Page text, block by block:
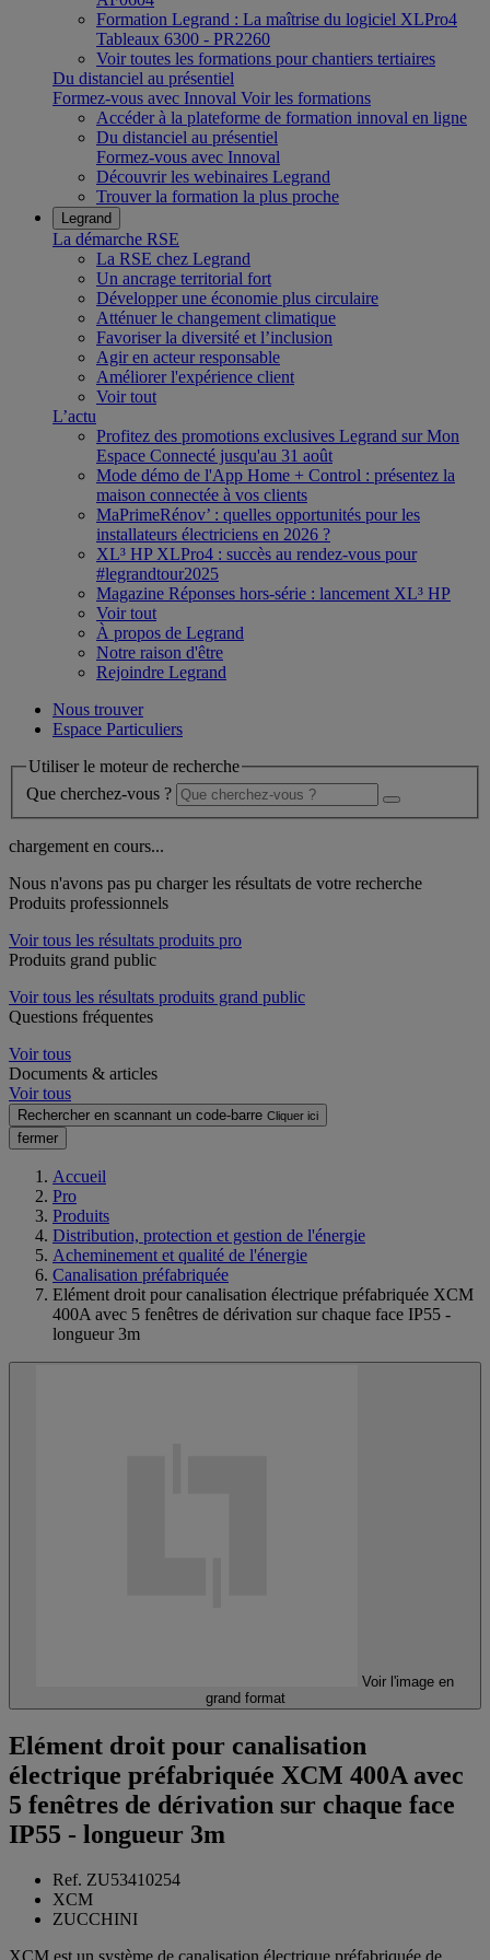
Formation Legrand : La maîtrise du logiciel XLPro4
Tableaux 6300 - PR2260
Voir toutes les formations pour chantiers tertiaires
Du distanciel au présentiel
Formez-vous avec Innoval Voir les formations
Accéder à la plateforme de formation innoval en ligne
Du distanciel au présentiel
Formez-vous avec Innoval
Découvrir les webinaires Legrand
Trouver la formation la plus proche
Legrand
La démarche RSE
La RSE chez Legrand
Un ancrage territorial fort
Développer une économie plus circulaire
Atténuer le changement climatique
Favoriser la diversité et l’inclusion
Agir en acteur responsable
Améliorer l'expérience client
Voir tout
L’actu
Profitez des promotions exclusives Legrand sur Mon
Espace Connecté jusqu'au 31 août
Mode démo de l'App Home + Control : présentez la
maison connectée à vos clients
MaPrimeRénov’ : quelles opportunités pour les
installateurs électriciens en 2026 ?
XL³ HP XLPro4 : succès au rendez-vous pour
#legrandtour2025
Magazine Réponses hors-série : lancement XL³ HP
Voir tout
À propos de Legrand
Notre raison d'être
Rejoindre Legrand
Nous trouver
Espace Particuliers
Utiliser le moteur de recherche
Que cherchez-vous ?
chargement en cours...
Nous n'avons pas pu charger les résultats de votre recherche
Produits professionnels
Voir tous les résultats produits pro
Produits grand public
Voir tous les résultats produits grand public
Questions fréquentes
Voir tous
Documents & articles
Voir tous
Rechercher en scannant un code-barre Cliquer ici
fermer
Accueil
Pro
Produits
Distribution, protection et gestion de l'énergie
Acheminement et qualité de l'énergie
Canalisation préfabriquée
Elément droit pour canalisation électrique préfabriquée XCM
400A avec 5 fenêtres de dérivation sur chaque face IP55 -
longueur 3m
Voir l'image en
grand format
Elément droit pour canalisation
électrique préfabriquée XCM 400A avec
5 fenêtres de dérivation sur chaque face
IP55 - longueur 3m
Ref. ZU53410254
XCM
ZUCCHINI